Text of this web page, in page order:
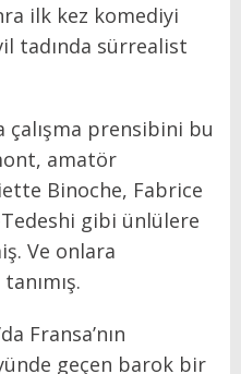
ilk kez komediyi
tadında sürrealist
çalışma prensibini bu
amatör
Binoche, Fabrice
gibi ünlülere
Ve onlara
Fransa’nın
geçen barok bir